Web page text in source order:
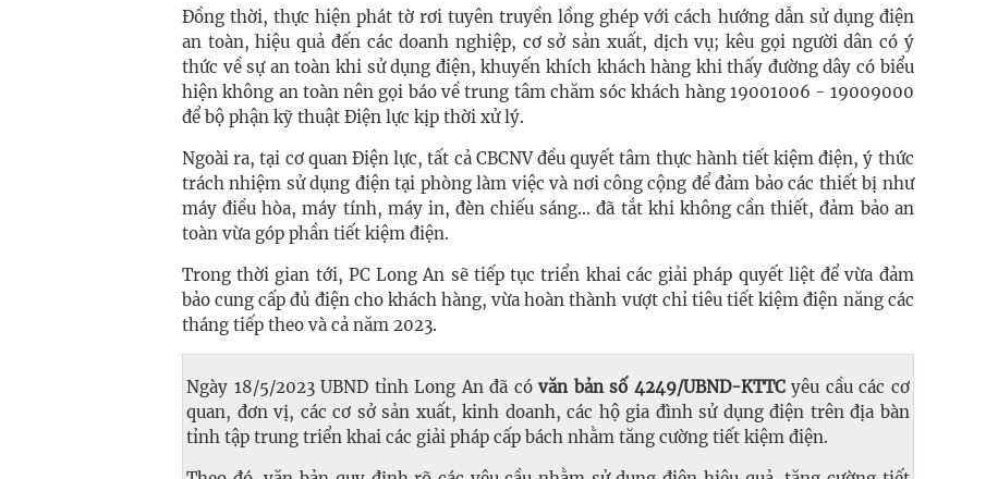
Đồng thời, thực hiện phát tờ rơi tuyên truyền lồng ghép với cách hướng dẫn sử dụng điện
an toàn, hiệu quả đến các doanh nghiệp, cơ sở sản xuất, dịch vụ; kêu gọi người dân có ý
thức về sự an toàn khi sử dụng điện, khuyến khích khách hàng khi thấy đường dây có biểu
hiện không an toàn nên gọi báo về trung tâm chăm sóc khách hàng 19001006 - 19009000
để bộ phận kỹ thuật Điện lực kịp thời xử lý.
Ngoài ra, tại cơ quan Điện lực, tất cả CBCNV đều quyết tâm thực hành tiết kiệm điện, ý thức
trách nhiệm sử dụng điện tại phòng làm việc và nơi công cộng để đảm bảo các thiết bị như
máy điều hòa, máy tính, máy in, đèn chiếu sáng… đã tắt khi không cần thiết, đảm bảo an
toàn vừa góp phần tiết kiệm điện.
Trong thời gian tới, PC Long An sẽ tiếp tục triển khai các giải pháp quyết liệt để vừa đảm
bảo cung cấp đủ điện cho khách hàng, vừa hoàn thành vượt chỉ tiêu tiết kiệm điện năng các
tháng tiếp theo và cả năm 2023.
Ngày 18/5/2023 UBND tỉnh Long An đã cóvăn bản số 4249/UBND-KTTCyêu cầu các cơ
quan, đơn vị, các cơ sở sản xuất, kinh doanh, các hộ gia đình sử dụng điện trên địa bàn
tỉnh tập trung triển khai các giải pháp cấp bách nhằm tăng cường tiết kiệm điện.